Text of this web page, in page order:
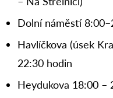
Dolní náměstí
Havlíčkova (úsek
22:30 hodin
Heydukova 18:00 –